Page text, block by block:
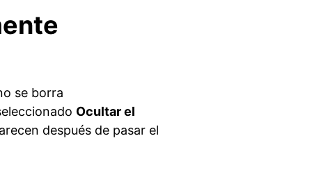
se borra
Ocultar el
después de pasar el